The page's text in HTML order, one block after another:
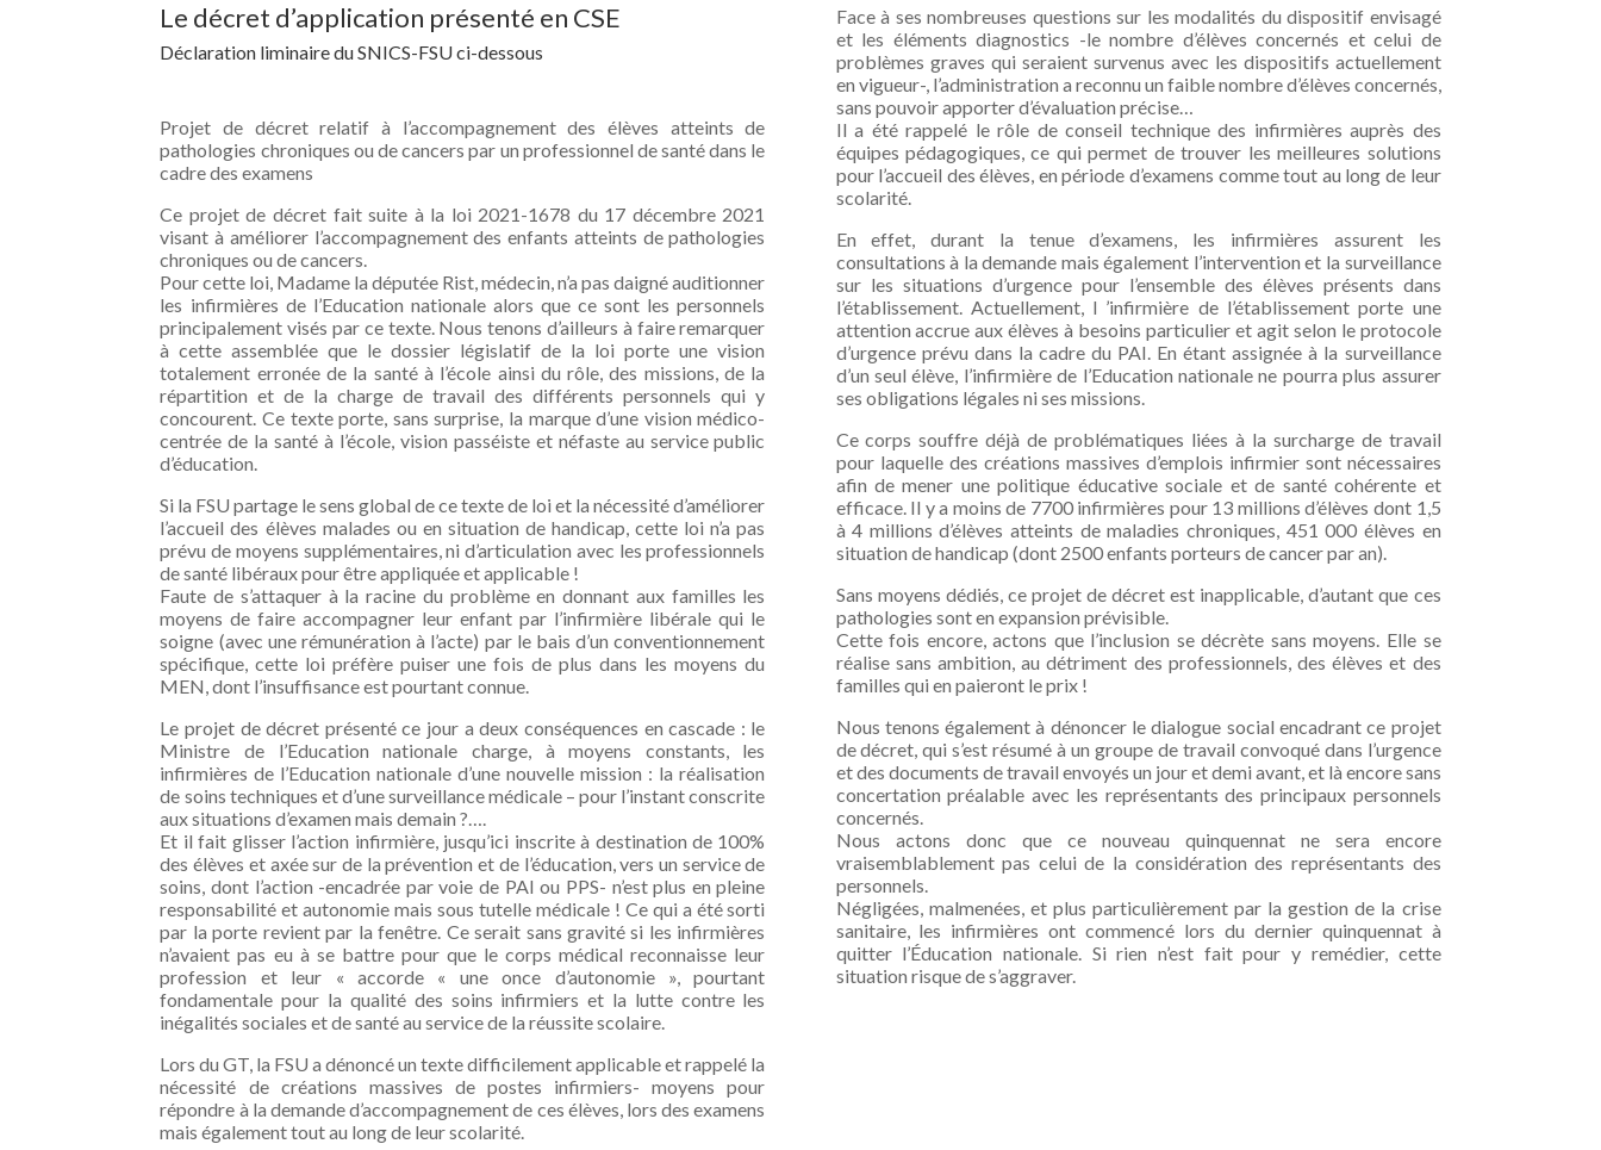
Le décret d’application présenté en CSE
Déclaration liminaire du SNICS-FSU ci-dessous
Projet de décret relatif à l’accompagnement des élèves atteints de
pathologies chroniques ou de cancers par un professionnel de santé dans le
cadre des examens
Ce projet de décret fait suite à la loi 2021-1678 du 17 décembre 2021
visant à améliorer l’accompagnement des enfants atteints de pathologies
chroniques ou de cancers.
Pour cette loi, Madame la députée Rist, médecin, n’a pas daigné auditionner
les infirmières de l’Education nationale alors que ce sont les personnels
principalement visés par ce texte. Nous tenons d’ailleurs à faire remarquer
à cette assemblée que le dossier législatif de la loi porte une vision
totalement erronée de la santé à l’école ainsi du rôle, des missions, de la
répartition et de la charge de travail des différents personnels qui y
concourent. Ce texte porte, sans surprise, la marque d’une vision médico-
centrée de la santé à l’école, vision passéiste et néfaste au service public
d’éducation.
Si la FSU partage le sens global de ce texte de loi et la nécessité d’améliorer
l’accueil des élèves malades ou en situation de handicap, cette loi n’a pas
prévu de moyens supplémentaires, ni d’articulation avec les professionnels
de santé libéraux pour être appliquée et applicable !
Faute de s’attaquer à la racine du problème en donnant aux familles les
moyens de faire accompagner leur enfant par l’infirmière libérale qui le
soigne (avec une rémunération à l’acte) par le bais d’un conventionnement
spécifique, cette loi préfère puiser une fois de plus dans les moyens du
MEN, dont l’insuffisance est pourtant connue.
Le projet de décret présenté ce jour a deux conséquences en cascade : le
Ministre de l’Education nationale charge, à moyens constants, les
infirmières de l’Education nationale d’une nouvelle mission : la réalisation
de soins techniques et d’une surveillance médicale – pour l’instant conscrite
aux situations d’examen mais demain ?….
Et il fait glisser l’action infirmière, jusqu’ici inscrite à destination de 100%
des élèves et axée sur de la prévention et de l’éducation, vers un service de
soins, dont l’action -encadrée par voie de PAI ou PPS- n’est plus en pleine
responsabilité et autonomie mais sous tutelle médicale ! Ce qui a été sorti
par la porte revient par la fenêtre. Ce serait sans gravité si les infirmières
n’avaient pas eu à se battre pour que le corps médical reconnaisse leur
profession et leur « accorde « une once d’autonomie », pourtant
fondamentale pour la qualité des soins infirmiers et la lutte contre les
inégalités sociales et de santé au service de la réussite scolaire.
Lors du GT, la FSU a dénoncé un texte difficilement applicable et rappelé la
nécessité de créations massives de postes infirmiers- moyens pour
répondre à la demande d’accompagnement de ces élèves, lors des examens
mais également tout au long de leur scolarité.
Face à ses nombreuses questions sur les modalités du dispositif envisagé
et les éléments diagnostics -le nombre d’élèves concernés et celui de
problèmes graves qui seraient survenus avec les dispositifs actuellement
en vigueur-, l’administration a reconnu un faible nombre d’élèves concernés,
sans pouvoir apporter d’évaluation précise…
Il a été rappelé le rôle de conseil technique des infirmières auprès des
équipes pédagogiques, ce qui permet de trouver les meilleures solutions
pour l’accueil des élèves, en période d’examens comme tout au long de leur
scolarité.
En effet, durant la tenue d’examens, les infirmières assurent les
consultations à la demande mais également l’intervention et la surveillance
sur les situations d’urgence pour l’ensemble des élèves présents dans
l’établissement. Actuellement, l ’infirmière de l’établissement porte une
attention accrue aux élèves à besoins particulier et agit selon le protocole
d’urgence prévu dans la cadre du PAI. En étant assignée à la surveillance
d’un seul élève, l’infirmière de l’Education nationale ne pourra plus assurer
ses obligations légales ni ses missions.
Ce corps souffre déjà de problématiques liées à la surcharge de travail
pour laquelle des créations massives d’emplois infirmier sont nécessaires
afin de mener une politique éducative sociale et de santé cohérente et
efficace. Il y a moins de 7700 infirmières pour 13 millions d’élèves dont 1,5
à 4 millions d’élèves atteints de maladies chroniques, 451 000 élèves en
situation de handicap (dont 2500 enfants porteurs de cancer par an).
Sans moyens dédiés, ce projet de décret est inapplicable, d’autant que ces
pathologies sont en expansion prévisible.
Cette fois encore, actons que l’inclusion se décrète sans moyens. Elle se
réalise sans ambition, au détriment des professionnels, des élèves et des
familles qui en paieront le prix !
Nous tenons également à dénoncer le dialogue social encadrant ce projet
de décret, qui s’est résumé à un groupe de travail convoqué dans l’urgence
et des documents de travail envoyés un jour et demi avant, et là encore sans
concertation préalable avec les représentants des principaux personnels
concernés.
Nous actons donc que ce nouveau quinquennat ne sera encore
vraisemblablement pas celui de la considération des représentants des
personnels.
Négligées, malmenées, et plus particulièrement par la gestion de la crise
sanitaire, les infirmières ont commencé lors du dernier quinquennat à
quitter l’Éducation nationale. Si rien n’est fait pour y remédier, cette
situation risque de s’aggraver.